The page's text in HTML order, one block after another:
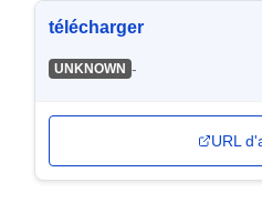
télécharger
UNKNOWN -
URL